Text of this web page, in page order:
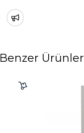
Benzer Ürünler